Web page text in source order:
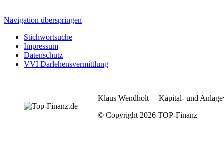
Navigation überspringen
Stichwortsuche
Impressum
Datenschutz
VVI Darlehensvermittlung
Klaus Wendholt Kapital- und
© Copyright 2026 TOP-Finanz